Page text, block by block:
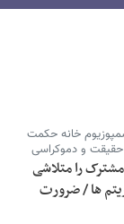
خانه حکمت
و دموکراسی
را متلاشی
ها / ضرورت